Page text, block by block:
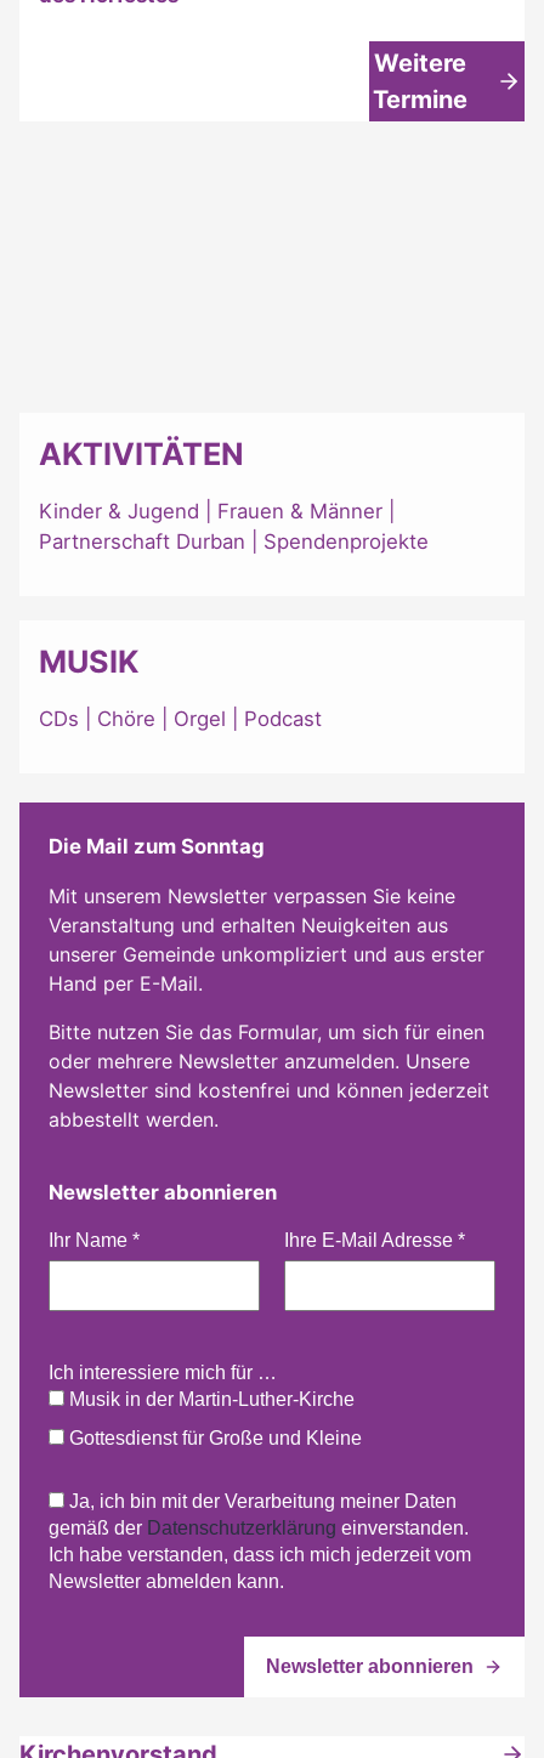
Weitere
Termine
AKTIVITÄTEN
Kinder & Jugend Frauen & Männer
Partnerschaft Durban
Spendenprojekte
MUSIK
CDs Chöre Orgel Podcast
Die Mail zum Sonntag
Mit unserem Newsletter verpassen Sie keine
Veranstaltung und erhalten Neuigkeiten aus
unserer Gemeinde unkompliziert und aus erster
Hand per E-Mail.
Bitte nutzen Sie das Formular, um sich für einen
oder mehrere Newsletter anzumelden. Unsere
Newsletter sind kostenfrei und können jederzeit
abbestellt werden.
Newsletter abonnieren
Ihr Name * Ihre E-Mail Adresse *
Ich interessiere mich für …
Musik in der Martin-Luther-Kirche
Gottesdienst für Große und Kleine
Ja, ich bin mit der Verarbeitung meiner Daten
gemäß der Datenschutzerklärung einverstanden.
Ich habe verstanden, dass ich mich jederzeit vom
Newsletter abmelden kann.